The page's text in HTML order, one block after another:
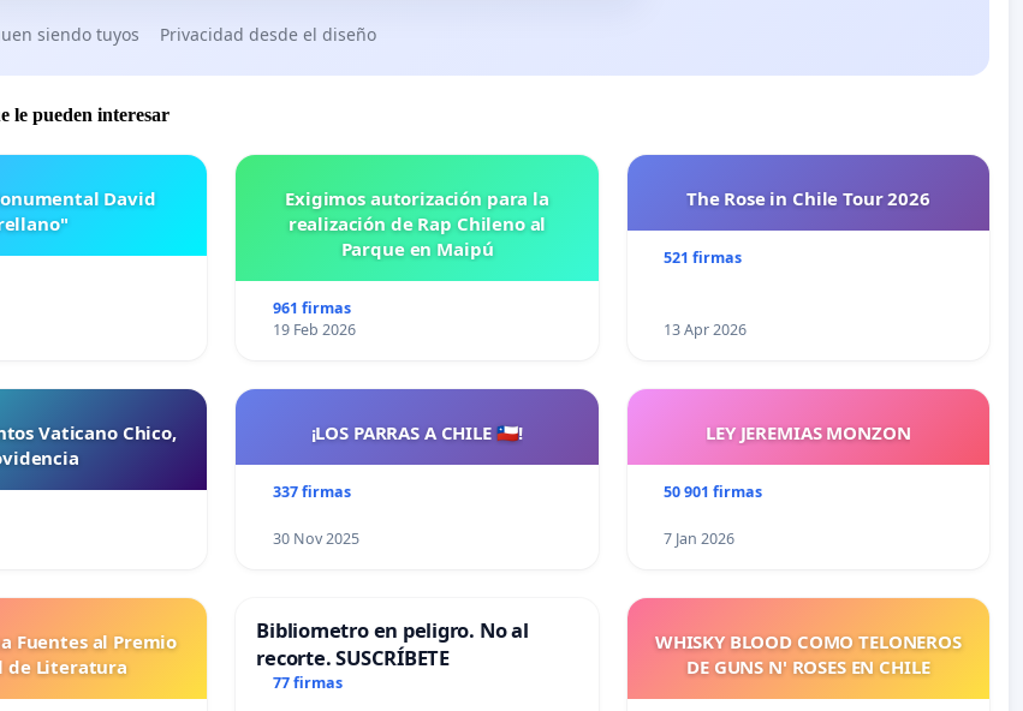
siendo tuyos Privacidad desde el diseño
le pueden interesar
David
Exigimos autorización para la
realización de Rap Chileno al
Parque en Maipú
961 firmas
19 Feb 2026
The Rose in Chile Tour 2026
521 firmas
13 Apr 2026
Vaticano Chico,
¡LOS PARRAS A CHILE 🇨🇱!
337 firmas
30 Nov 2025
LEY JEREMIAS MONZON
50 901 firmas
7 Jan 2026
Fuentes al Premio
de Literatura
Bibliometro en peligro. No al
recorte. SUSCRÍBETE
77 firmas
WHISKY BLOOD COMO TELONEROS
DE GUNS N' ROSES EN CHILE